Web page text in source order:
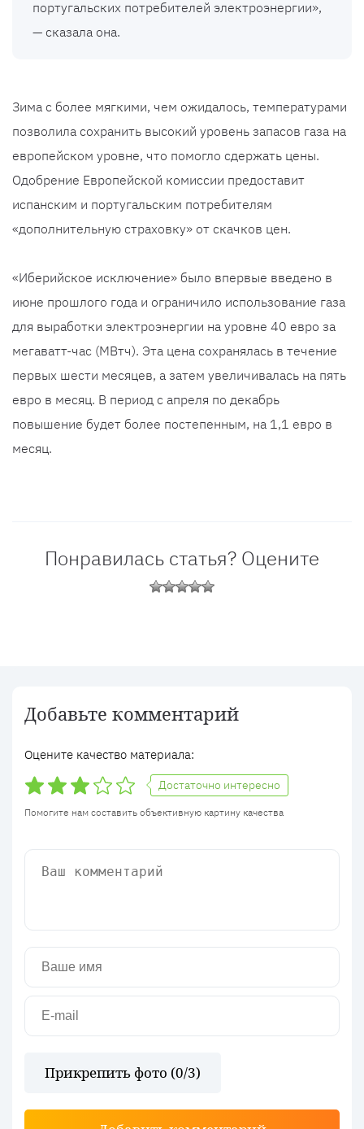
португальских потребителей электроэнергии»,
— сказала она.
Зима с более мягкими, чем ожидалось, температурами
позволила сохранить высокий уровень запасов газа на
европейском уровне, что помогло сдержать цены.
Одобрение Европейской комиссии предоставит
испанским и португальским потребителям
«дополнительную страховку» от скачков цен.
«Иберийское исключение» было впервые введено в
июне прошлого года и ограничило использование газа
для выработки электроэнергии на уровне 40 евро за
мегаватт-час (МВтч). Эта цена сохранялась в течение
первых шести месяцев, а затем увеличивалась на пять
евро в месяц. В период с апреля по декабрь
повышение будет более постепенным, на 1,1 евро в
месяц.
Понравилась статья? Оцените
Добавьте комментарий
Оцените качество материала:
Достаточно интересно
Помогите нам составить объективную картину качества
Прикрепить фото (0/3)